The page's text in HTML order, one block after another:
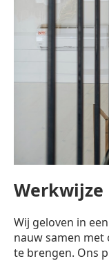
Wij geloven in
nauw samen met
te brengen. Ons